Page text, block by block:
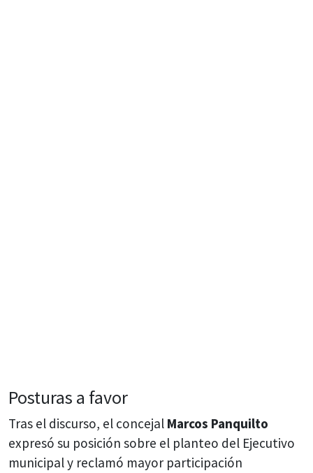
Posturas a favor
Tras el discurso, el concejal Marcos Panquilto
expresó su posición sobre el planteo del Ejecutivo
municipal y reclamó mayor participación